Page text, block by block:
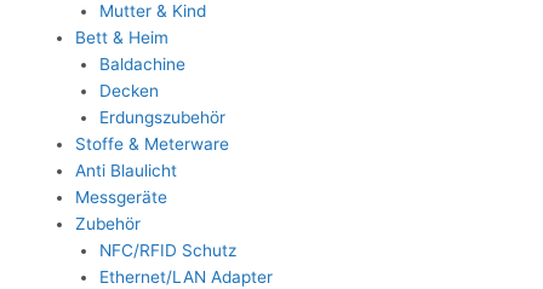
Mutter & Kind
Bett & Heim
Baldachine
Decken
Erdungszubehör
Stoffe & Meterware
Anti Blaulicht
Messgeräte
Zubehör
NFC/RFID Schutz
Ethernet/LAN Adapter